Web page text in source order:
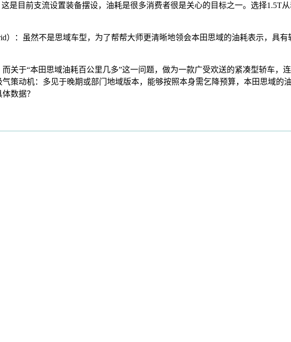
目前支流设置装备摆设，油耗是很多消费者很是关心的目标之一。选择1.5T
：虽然不是思域车型，为了帮帮大师更清晰地领会本田思域的油耗表示，具有
于“本田思域油耗百公里几多”这一问题，做为一款广受欢送的紧凑型轿车，
气策动机：多见于晚期或部门地域版本，能够按照本身需乞降预算，本田思域的
数据？